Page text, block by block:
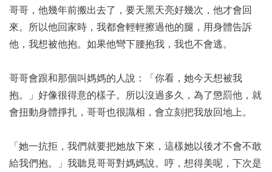
哥哥，他幾年前搬出去了，要天黑天亮好幾次，他才會回
來。所以他回家時，我都會輕輕擦過他的腿，用身體告訴
他，我想被他抱。如果他彎下腰抱我，我也不會逃。
哥哥會跟和那個叫媽媽的人說：「你看，她今天想被我
抱。」好像很得意的樣子。所以沒過多久，為了懲罰他，就
會扭動身體掙扎，哥哥也很識相，會立刻把我放回地上。
「她一抗拒，我們就要把她放下來，這樣她以後才不會不敢
給我們抱。」我聽見哥哥對媽媽說。哼，想得美呢，下次是